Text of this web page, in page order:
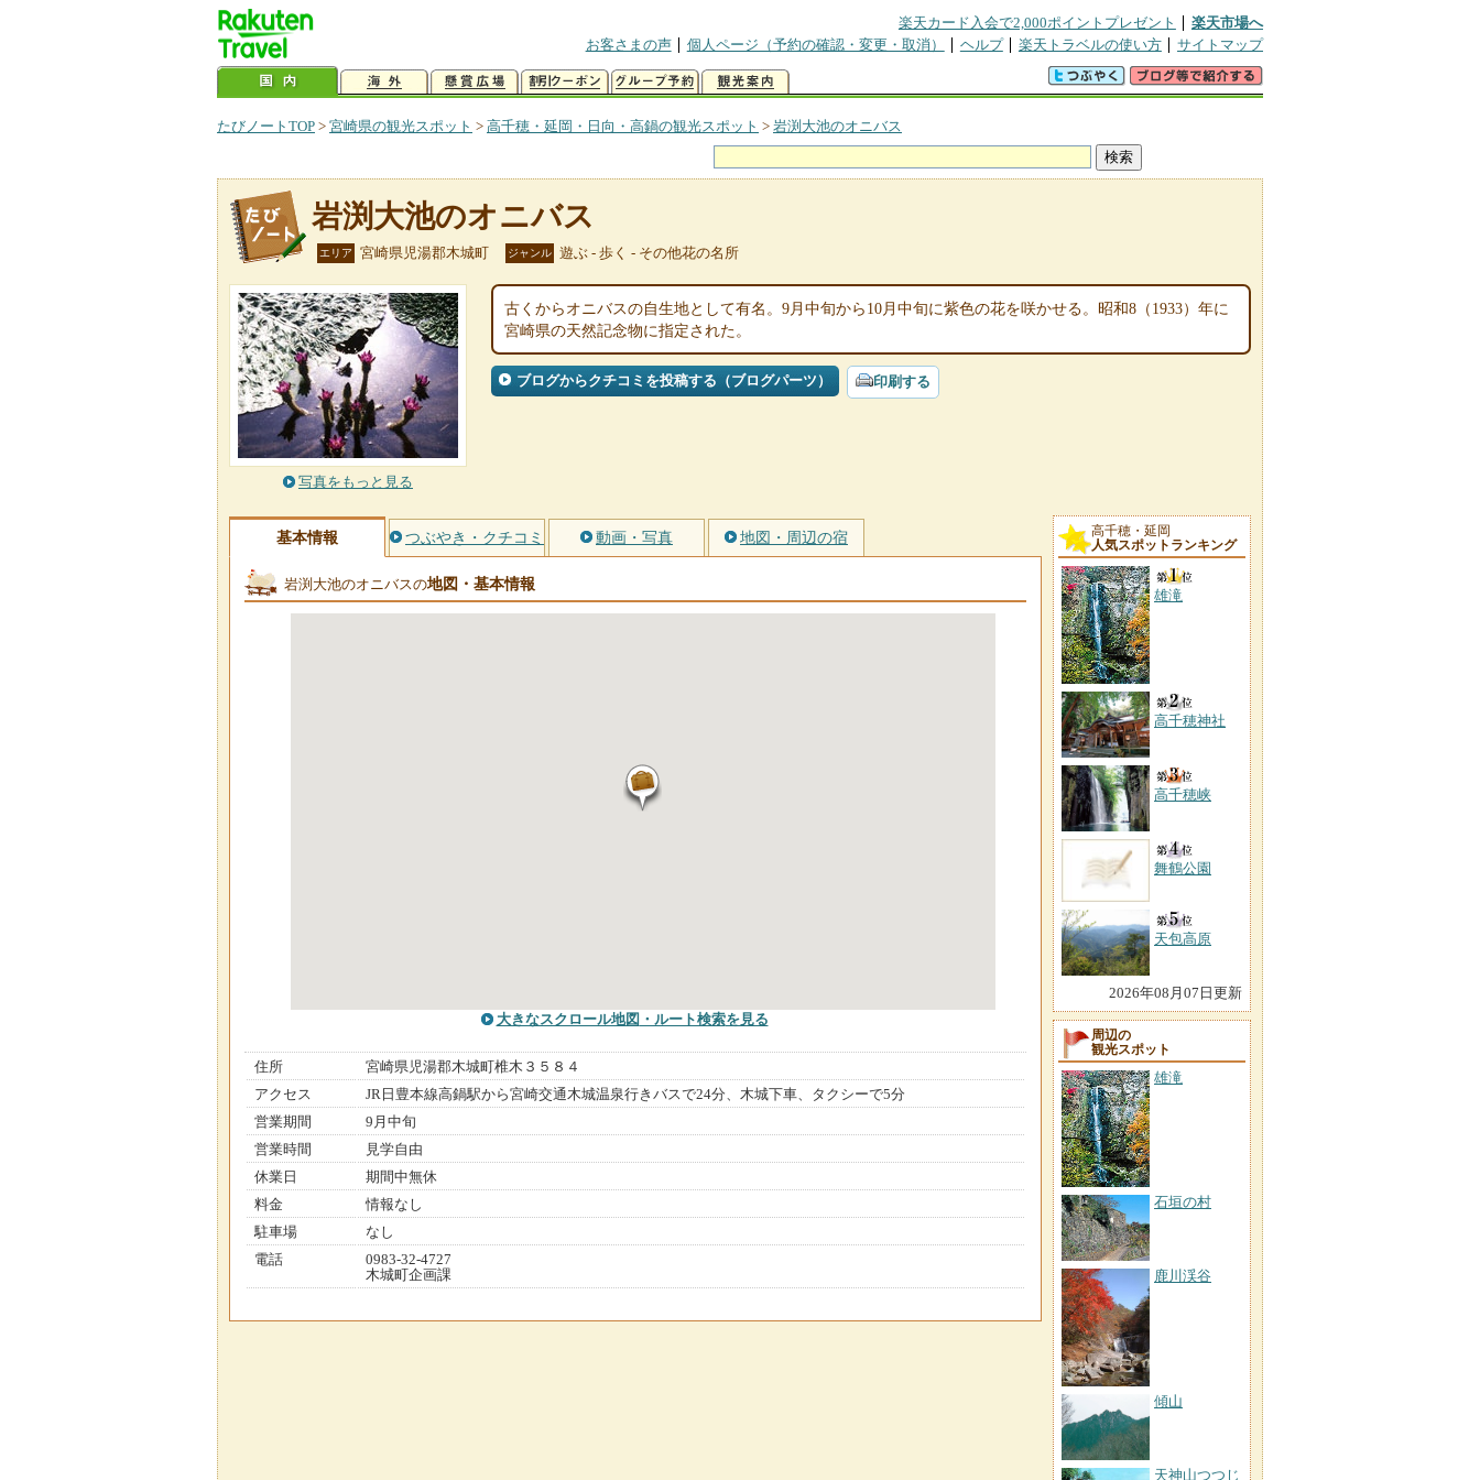
楽天カード入会で2,000ポイントプレゼント
楽天市場へ
お客さまの声
個人ページ（予約の確認・変更・取消） ヘルプ 楽天トラベルの使い方 サイトマップ
たびノートTOP > 宮崎県の観光スポット > 高千穂・延岡・日向・高鍋の観光スポット > 岩渕大池のオニバス
岩渕大池のオニバス
エリア 宮崎県児湯郡木城町 ジャンル 遊ぶ - 歩く - その他花の名所
写真をもっと見る
古くからオニバスの自生地として有名。9月中旬から10月中旬に紫色の花を咲かせる。昭和8（1933）年に
宮崎県の天然記念物に指定された。
ブログからクチコミを投稿する（ブログパーツ） 印刷する
基本情報 つぶやき・クチコミ 動画・写真 地図・周辺の宿
岩渕大池のオニバスの地図・基本情報
大きなスクロール地図 ・ルート検索を見る
住所
宮崎県児湯郡木城町椎木３５８４
アクセス
JR日豊本線高鍋駅から宮崎交通木城温泉行きバスで24分、木城下車、タクシーで5分
営業期間
9月中旬
営業時間
見学自由
休業日
期間中無休
料金
情報なし
駐車場
なし
電話
0983-32-4727
木城町企画課
高千穂・延岡
人気スポットランキング
雄滝
高千穂神社
高千穂峡
舞鶴公園
天包高原
2026年08月07日更新
周辺の
観光スポット
雄滝
石垣の村
鹿川渓谷
傾山
天神山つつじ